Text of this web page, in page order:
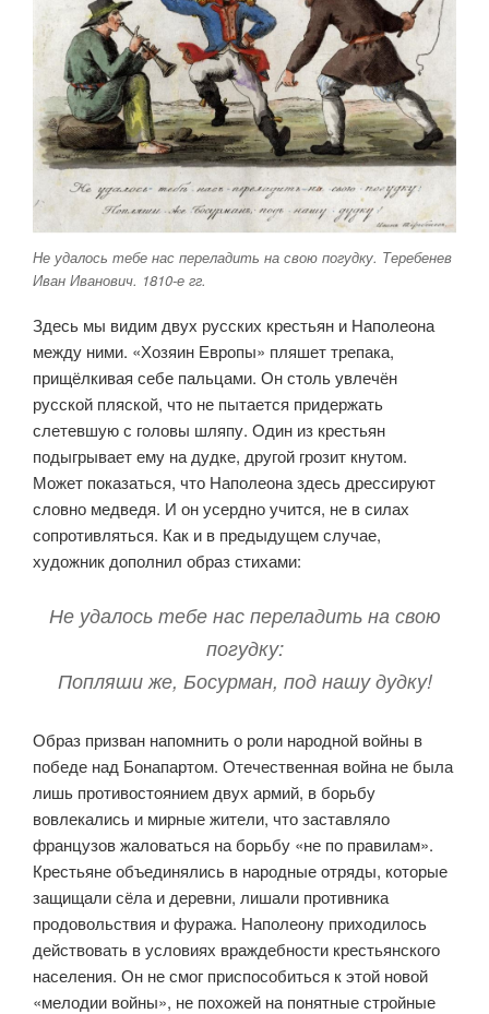
Не удалось тебе нас переладить на свою погудку. Теребенев
Иван Иванович. 1810-е гг.
Здесь мы видим двух русских крестьян и Наполеона
между ними. «Хозяин Европы» пляшет трепака,
прищёлкивая себе пальцами. Он столь увлечён
русской пляской, что не пытается придержать
слетевшую с головы шляпу. Один из крестьян
подыгрывает ему на дудке, другой грозит кнутом.
Может показаться, что Наполеона здесь дрессируют
словно медведя. И он усердно учится, не в силах
сопротивляться. Как и в предыдущем случае,
художник дополнил образ стихами:
Не удалось тебе нас переладить на свою
погудку:
Попляши же, Босурман, под нашу дудку!
Образ призван напомнить о роли народной войны в
победе над Бонапартом. Отечественная война не была
лишь противостоянием двух армий, в борьбу
вовлекались и мирные жители, что заставляло
французов жаловаться на борьбу «не по правилам».
Крестьяне объединялись в народные отряды, которые
защищали сёла и деревни, лишали противника
продовольствия и фуража. Наполеону приходилось
действовать в условиях враждебности крестьянского
населения. Он не смог приспособиться к этой новой
«мелодии войны», не похожей на понятные стройные